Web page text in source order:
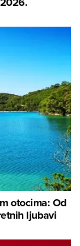
otocima: Od
ljubavi